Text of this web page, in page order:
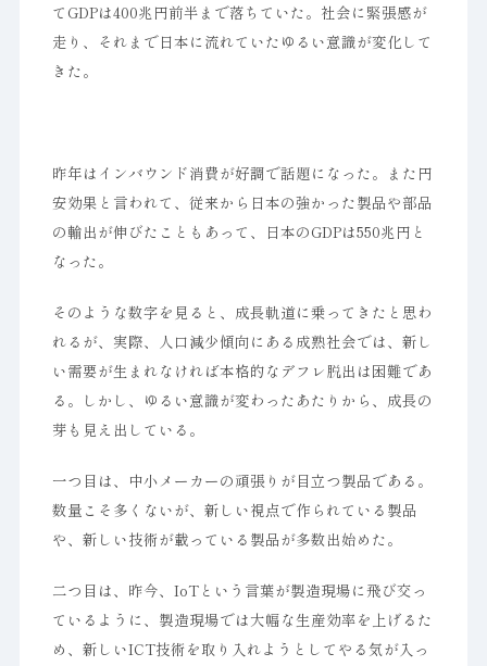
てGDPは400兆円前半まで落ちていた。社会に緊張感が
走り、それまで日本に流れていたゆるい意識が変化して
きた。
昨年はインバウンド消費が好調で話題になった。また円
安効果と言われて、従来から日本の強かった製品や部品
の輸出が伸びたこともあって、日本のGDPは550兆円と
なった。
そのような数字を見ると、成長軌道に乗ってきたと思わ
れるが、実際、人口減少傾向にある成熟社会では、新し
い需要が生まれなければ本格的なデフレ脱出は困難であ
る。しかし、ゆるい意識が変わったあたりから、成長の
芽も見え出している。
一つ目は、中小メーカーの頑張りが目立つ製品である。
数量こそ多くないが、新しい視点で作られている製品
や、新しい技術が載っている製品が多数出始めた。
二つ目は、昨今、IoTという言葉が製造現場に飛び交っ
ているように、製造現場では大幅な生産効率を上げるた
め、新しいICT技術を取り入れようとしてやる気が入っ